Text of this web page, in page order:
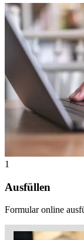
1
Ausfüllen
Formular online